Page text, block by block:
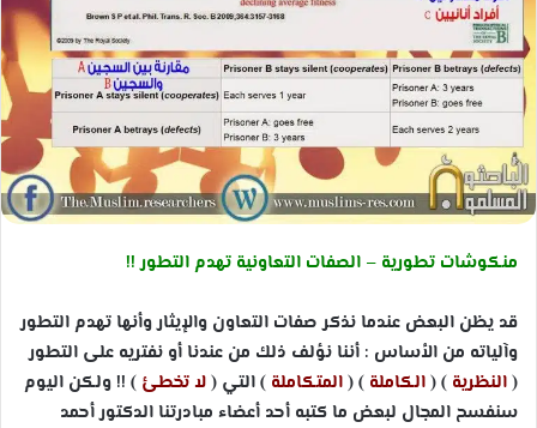
ن
ي
و
ي
ا
و
ن
ي
منكوشات تطورية – الصفات التعاونية تهدم التطور !!
قد يظن البعض عندما نذكر صفات التعاون والإيثار وأنها تهدم التطور
وآلياته من الأساس : أننا نؤلف ذلك من عندنا أو نفتريه على التطور
(النظرية ) (الكاملة ) (المتكاملة ) التي (لا تخطئ ) !! ولكن اليوم
سنفسح المجال لبعض ما كتبه أحد أعضاء مبادرتنا الدكتور أحمد